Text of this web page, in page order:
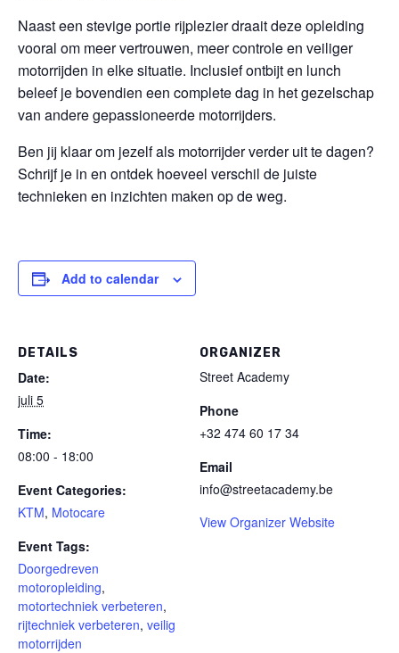
Naast een stevige portie rijplezier draait deze opleiding
vooral om meer vertrouwen, meer controle en veiliger
motorrijden in elke situatie. Inclusief ontbijt en lunch
beleef je bovendien een complete dag in het gezelschap
van andere gepassioneerde motorrijders.
Ben jij klaar om jezelf als motorrijder verder uit te dagen?
Schrijf je in en ontdek hoeveel verschil de juiste
technieken en inzichten maken op de weg.
Add to calendar
DETAILS
Date:
juli 5
Time:
08:00 - 18:00
Event Categories:
KTM, Motocare
Event Tags:
Doorgedreven
motoropleiding,
motortechniek verbeteren,
rijtechniek verbeteren, veilig
motorrijden
ORGANIZER
Street Academy
Phone
+32 474 60 17 34
Email
info@streetacademy.be
View Organizer Website